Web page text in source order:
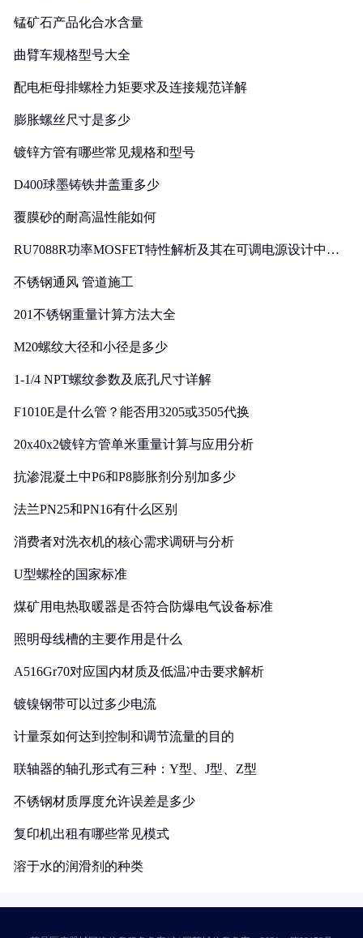
锰矿石产品化合水含量
曲臂车规格型号大全
配电柜母排螺栓力矩要求及连接规范详解
膨胀螺丝尺寸是多少
镀锌方管有哪些常见规格和型号
D400球墨铸铁井盖重多少
覆膜砂的耐高温性能如何
RU7088R功率MOSFET特性解析及其在可调电源设计中的
不锈钢通风 管道施工
201不锈钢重量计算方法大全
M20螺纹大径和小径是多少
1-1/4 NPT螺纹参数及底孔尺寸详解
F1010E是什么管？能否用3205或3505代换
20x40x2镀锌方管单米重量计算与应用分析
抗渗混凝土中P6和P8膨胀剂分别加多少
法兰PN25和PN16有什么区别
消费者对洗衣机的核心需求调研与分析
U型螺栓的国家标准
煤矿用电热取暖器是否符合防爆电气设备标准
照明母线槽的主要作用是什么
A516Gr70对应国内材质及低温冲击要求解析
镀镍钢带可以过多少电流
计量泵如何达到控制和调节流量的目的
联轴器的轴孔形式有三种：Y型、J型、Z型
不锈钢材质厚度允许误差是多少
复印机出租有哪些常见模式
溶于水的润滑剂的种类